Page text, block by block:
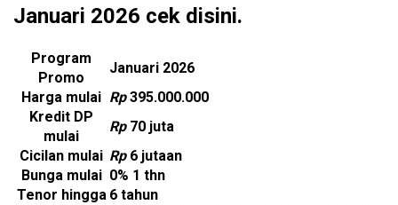
Januari 2026 cek disini.
Program
Promo
Januari 2026
Harga mulai Rp395.000.000
Kredit DP
mulai
Rp70 juta
Cicilan mulai Rp6 jutaan
Bunga mulai 0% 1 thn
Tenor hingga 6 tahun